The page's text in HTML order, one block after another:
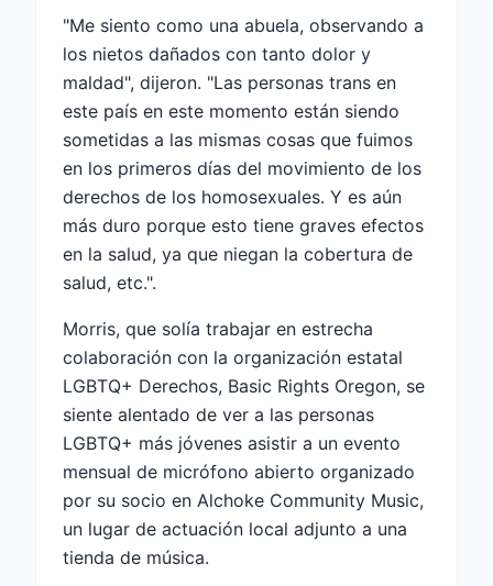
"Me siento como una abuela, observando a
los nietos dañados con tanto dolor y
maldad", dijeron. "Las personas trans en
este país en este momento están siendo
sometidas a las mismas cosas que fuimos
en los primeros días del movimiento de los
derechos de los homosexuales. Y es aún
más duro porque esto tiene graves efectos
en la salud, ya que niegan la cobertura de
salud, etc.".
Morris, que solía trabajar en estrecha
colaboración con la organización estatal
LGBTQ+ Derechos, Basic Rights Oregon, se
siente alentado de ver a las personas
LGBTQ+ más jóvenes asistir a un evento
mensual de micrófono abierto organizado
por su socio en Alchoke Community Music,
un lugar de actuación local adjunto a una
tienda de música.